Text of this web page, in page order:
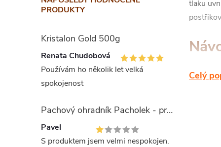
PRODUKTY
Kristalon Gold 500g
Renata Chudobová
Používám ho několik let velká
spokojenost
Pachový ohradník Pacholek - proti vysoké zvěři
Pavel
S produktem jsem velmi nespokojen.
tlaku
▪
pro
Celý